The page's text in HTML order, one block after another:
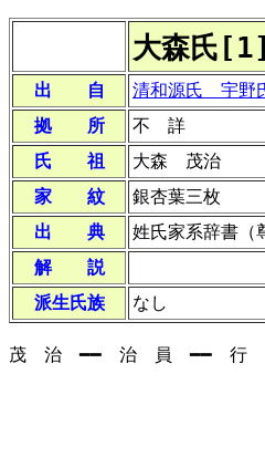
大森氏[1]
出 自
清和源氏 宇野
拠 所
不 詳
氏 祖
大森 茂治
家 紋
銀杏葉三枚
出 典
姓氏家系辞書（
解 説
派生氏族
なし
茂 治 ━━ 治 員 ━━ 行
┗